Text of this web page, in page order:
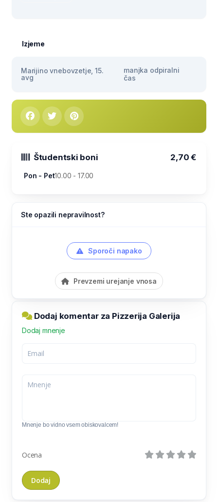
Izjeme
Marijino vnebovzetje, 15.
avg
manjka odpiralni
čas
Študentski boni 2,70 €
Pon - Pet10.00 - 17.00
Ste opazili nepravilnost?
Sporoči napako
Prevzemi urejanje vnosa
Dodaj komentar za Pizzerija Galerija
Dodaj mnenje
Mnenje bo vidno vsem obiskovalcem!
Ocena